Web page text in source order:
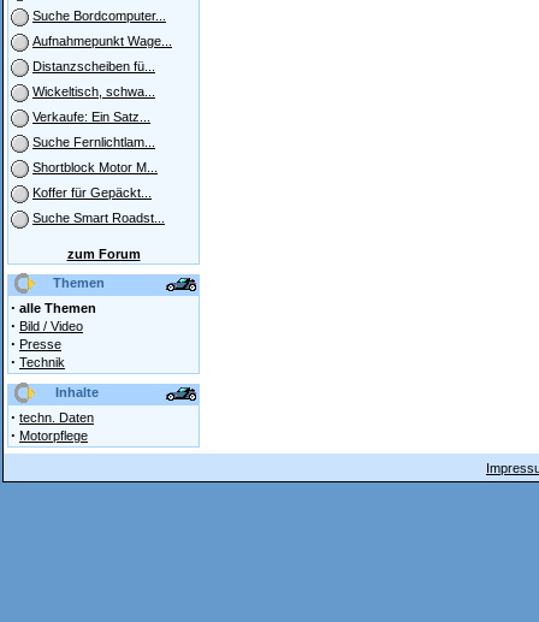
Suche Bordcomputer...
Aufnahmepunkt Wage...
Distanzscheiben fü...
Wickeltisch, schwa...
Verkaufe: Ein Satz...
Suche Fernlichtlam...
Shortblock Motor M...
Koffer für Gepäckt...
Suche Smart Roadst...
zum Forum
Themen
· alle Themen
· Bild / Video
· Presse
· Technik
Inhalte
· techn. Daten
· Motorpflege